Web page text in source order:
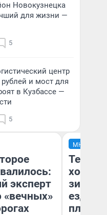
Новокузнецка
для жизни —
5
центр
и мост для
в Кузбассе —
5
эксперт
«вечных»
МНЕНИЕ
Тепло
зимой.
ездит
плюсы